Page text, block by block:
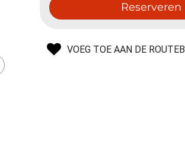
Reserveren
VOEG TOE AAN DE